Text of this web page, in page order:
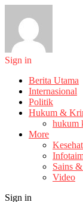
Sign in
Berita Utama
Internasional
Politik
Hukum &
hukum
More
Sains
Video
Sign in